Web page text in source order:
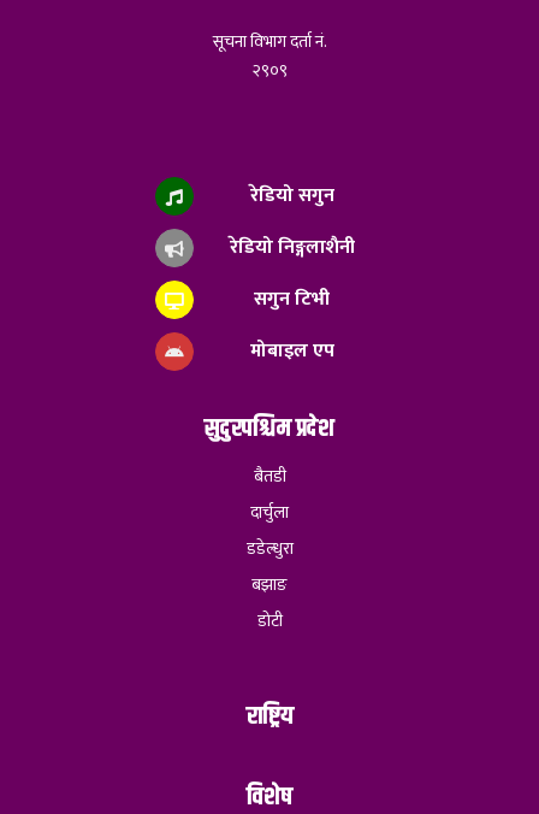
सूचना विभाग दर्ता नं.
२९०९
रेडियो सगुन
रेडियो निङ्गलाशैनी
सगुन टिभी
मोबाइल एप
सुदुरपश्चिम प्रदेश
बैतडी
दार्चुला
डडेल्धुरा
बझाङ
डोटी
राष्ट्रिय
विशेष